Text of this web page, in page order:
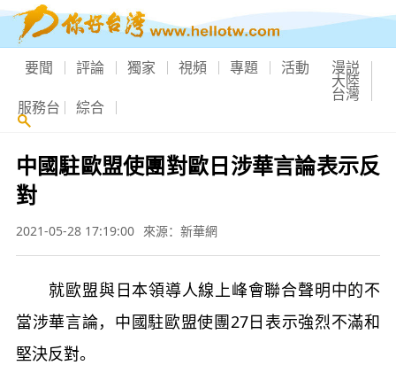
要聞 評論 獨家 視頻 專題 活動 漫説
大陸
台灣
服務台 綜合
中國駐歐盟使團對歐日涉華言論表示反
對
2021-05-28 17:19:00 來源：新華網
就歐盟與日本領導人線上峰會聯合聲明中的不
當涉華言論，中國駐歐盟使團27日表示強烈不滿和
堅決反對。